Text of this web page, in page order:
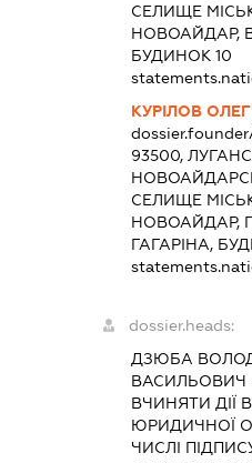
СЕЛИЩЕ
НОВОАЙДАР,
БУДИНОК 10
КУРІЛОВ
93500,
СЕЛИЩЕ
НОВОАЙДАР,
ГАГАРІНА,
dossier.heads:
ДЗЮБА
ВАСИЛЬОВИЧ
ВЧИНЯТИ ДІЇ
ЮРИДИЧНОЇ
ЧИСЛІ